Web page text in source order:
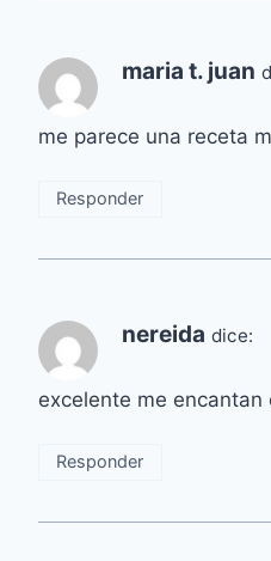
maria t. juan
me parece una receta
Responder
nereida dice:
excelente me encantan
Responder